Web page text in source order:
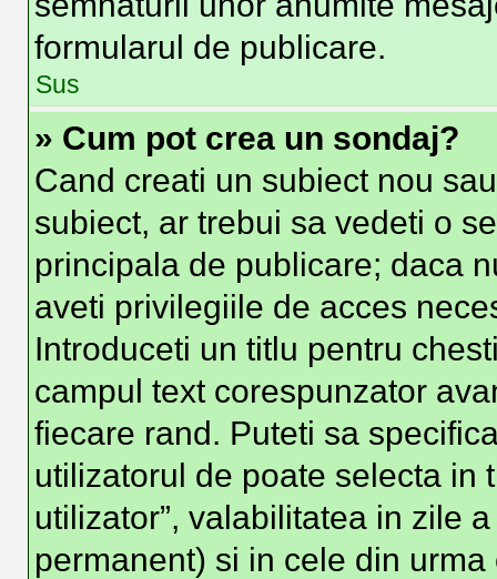
formularul de publicare.
Sus
» Cum pot crea un sondaj?
Cand creati un subiect nou
subiect, ar trebui sa vedeti o
principala de publicare; daca
aveti privilegiile de acces
Introduceti un titlu pentru
campul text corespunzator
fiecare rand. Puteti sa
utilizatorul de poate selecta in
utilizator”, valabilitatea in zile
permanent) si in cele din